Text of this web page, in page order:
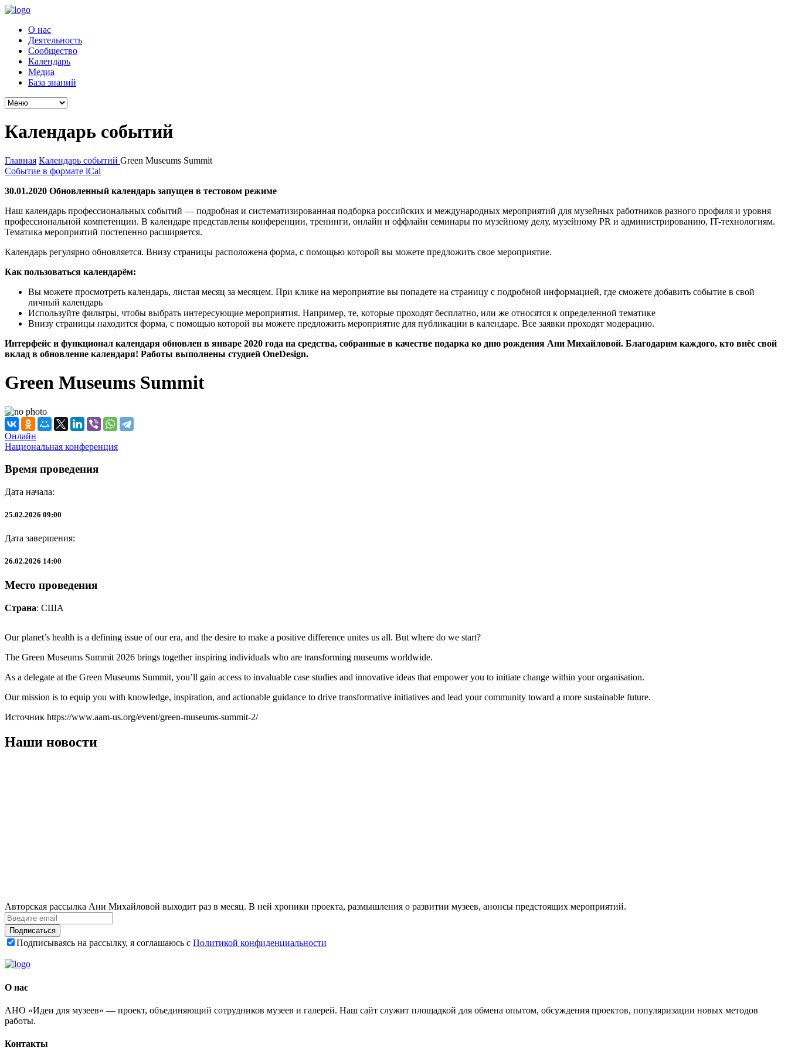
О нас
Деятельность
Сообщество
Календарь
Медиа
База знаний
Календарь событий
Главная Календарь событий Green Museums Summit
Событие в формате iCal
30.01.2020 Обновленный календарь запущен в тестовом режиме
Наш календарь профессиональных событий — подробная и систематизированная подборка российских и международных мероприятий для музейных работников разного профиля и уровня
профессиональной компетенции. В календаре представлены конференции, тренинги, онлайн и оффлайн семинары по музейному делу, музейному PR и администрированию, IT-технологиям.
Тематика мероприятий постепенно расширяется.
Календарь регулярно обновляется. Внизу страницы расположена форма, с помощью которой вы можете предложить свое мероприятие.
Как пользоваться календарём:
Вы можете просмотреть календарь, листая месяц за месяцем. При клике на мероприятие вы попадете на страницу с подробной информацией, где сможете добавить событие в свой
личный календарь
Используйте фильтры, чтобы выбрать интересующие мероприятия. Например, те, которые проходят бесплатно, или же относятся к определенной тематике
Внизу страницы находится форма, с помощью которой вы можете предложить мероприятие для публикации в календаре. Все заявки проходят модерацию.
Интерфейс и функционал календаря обновлен в январе 2020 года на средства, собранные в качестве подарка ко дню рождения Ани Михайловой. Благодарим каждого, кто внёс свой
вклад в обновление календаря! Работы выполнены студией OneDesign.
Green Museums Summit
Онлайн
Национальная конференция
Время проведения
Дата начала:
25.02.2026 09:00
Дата завершения:
26.02.2026 14:00
Место проведения
Страна: США
Our planet’s health is a defining issue of our era, and the desire to make a positive difference unites us all. But where do we start?
The Green Museums Summit 2026 brings together inspiring individuals who are transforming museums worldwide.
As a delegate at the Green Museums Summit, you’ll gain access to invaluable case studies and innovative ideas that empower you to initiate change within your organisation.
Our mission is to equip you with knowledge, inspiration, and actionable guidance to drive transformative initiatives and lead your community toward a more sustainable future.
Источник https://www.aam-us.org/event/green-museums-summit-2/
Наши новости
Авторская рассылка Ани Михайловой выходит раз в месяц. В ней хроники проекта, размышления о развитии музеев, анонсы предстоящих мероприятий.
Подписаться
Подписываясь на рассылку, я соглашаюсь с Политикой конфиденциальности
О нас
АНО «Идеи для музеев» — проект, объединяющий сотрудников музеев и галерей. Наш сайт служит площадкой для обмена опытом, обсуждения проектов, популяризации новых методов
работы.
Контакты